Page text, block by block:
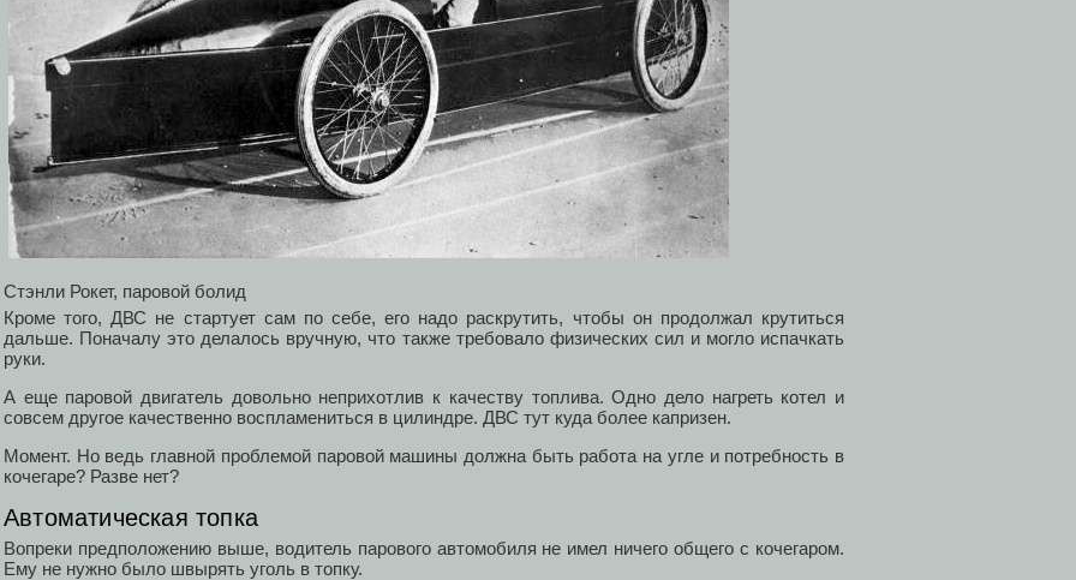
Стэнли Рокет, паровой болид
Кроме того, ДВС не стартует сам по себе, его надо раскрутить, чтобы он продолжал крутиться
дальше. Поначалу это делалось вручную, что также требовало физических сил и могло испачкать
руки.
А еще паровой двигатель довольно неприхотлив к качеству топлива. Одно дело нагреть котел и
совсем другое качественно воспламениться в цилиндре. ДВС тут куда более капризен.
Момент. Но ведь главной проблемой паровой машины должна быть работа на угле и потребность в
кочегаре? Разве нет?
Автоматическая топка
Вопреки предположению выше, водитель парового автомобиля не имел ничего общего с кочегаром.
Ему не нужно было швырять уголь в топку.